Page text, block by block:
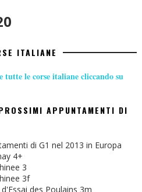
ITALIANE
tutte le corse italiane cliccando su
APPUNTAMENTI DI
di G1 nel 2013 in Europa
4+
3
3f
des Poulains 3m